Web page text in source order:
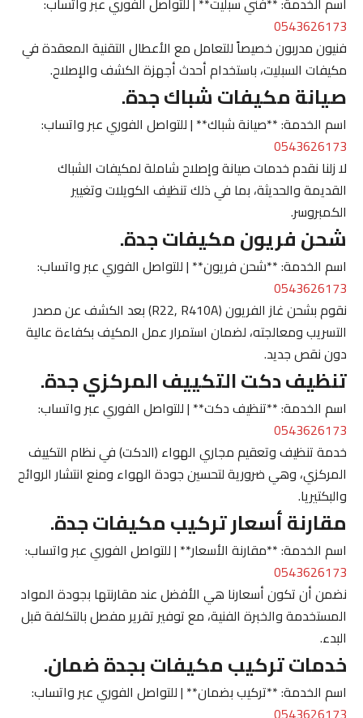
0543626173
فنيون مدربون خصيصاً للتعامل مع الأعطال التقنية المعقدة في
مكيفات السبليت، باستخدام أحدث أجهزة الكشف والإصلاح.
صيانة مكيفات شباك جدة.
اسم الخدمة: **صيانة شباك** | للتواصل الفوري عبر واتساب:
0543626173
لا زلنا نقدم خدمات صيانة وإصلاح شاملة لمكيفات الشباك
القديمة والحديثة، بما في ذلك تنظيف الكويلات وتغيير
الكمبروسر.
شحن فريون مكيفات جدة.
اسم الخدمة: **شحن فريون** | للتواصل الفوري عبر واتساب:
0543626173
نقوم بشحن غاز الفريون (R22, R410A) بعد الكشف عن مصدر
التسريب ومعالجته، لضمان استمرار عمل المكيف بكفاءة عالية
دون نقص جديد.
تنظيف دكت التكييف المركزي جدة.
اسم الخدمة: **تنظيف دكت** | للتواصل الفوري عبر واتساب:
0543626173
خدمة تنظيف وتعقيم مجاري الهواء (الدكت) في نظام التكييف
المركزي، وهي ضرورية لتحسين جودة الهواء ومنع انتشار الروائح
والبكتيريا.
مقارنة أسعار تركيب مكيفات جدة.
اسم الخدمة: **مقارنة الأسعار** | للتواصل الفوري عبر واتساب:
0543626173
نضمن أن تكون أسعارنا هي الأفضل عند مقارنتها بجودة المواد
المستخدمة والخبرة الفنية، مع توفير تقرير مفصل بالتكلفة قبل
البدء.
خدمات تركيب مكيفات بجدة ضمان.
اسم الخدمة: **تركيب بضمان** | للتواصل الفوري عبر واتساب: